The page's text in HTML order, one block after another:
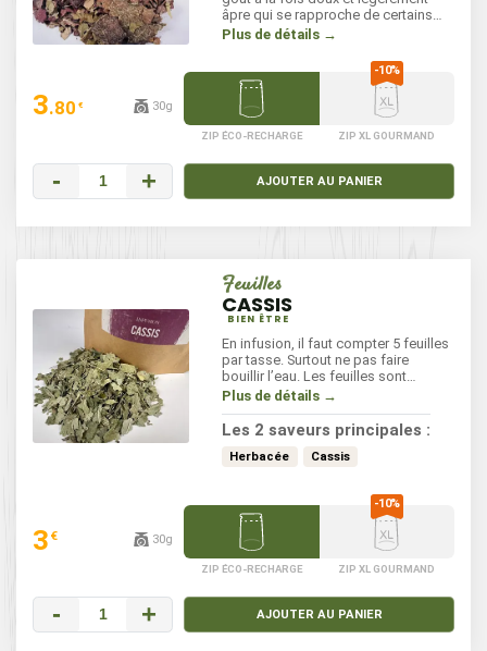
âpre qui se rapproche de certains
thés.
Plus de détails →
3.80 € 30g
ZIP ÉCO-RECHARGE ZIP XL GOURMAND
- + AJOUTER AU PANIER
Feuilles
CASSIS
BIEN ÊTRE
En infusion, il faut compter 5 feuilles
par tasse. Surtout ne pas faire
bouillir l’eau. Les feuilles sont
conseillées pour le traitement
articulaires mineures au niveau des
doigts, du poignet, du coude et des
chevilles.
Plus de détails →
Les 2 saveurs principales :
Herbacée Cassis
3 € 30g
ZIP ÉCO-RECHARGE ZIP XL GOURMAND
- + AJOUTER AU PANIER